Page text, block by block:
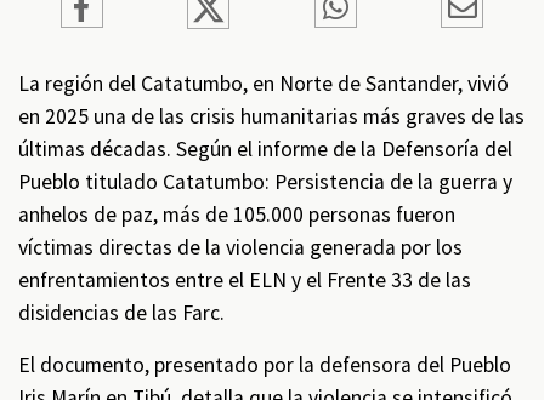
La región del Catatumbo, en Norte de Santander, vivió
en 2025 una de las crisis humanitarias más graves de las
últimas décadas. Según el informe de la Defensoría del
Pueblo titulado Catatumbo: Persistencia de la guerra y
anhelos de paz, más de 105.000 personas fueron
víctimas directas de la violencia generada por los
enfrentamientos entre el ELN y el Frente 33 de las
disidencias de las Farc.
El documento, presentado por la defensora del Pueblo